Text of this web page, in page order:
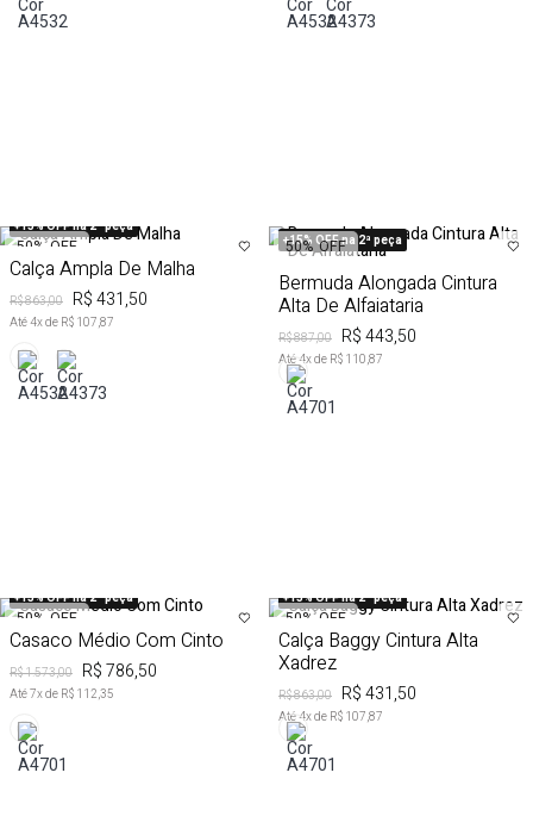
+15% OFF na 2ª peça
50% OFF
Calça Ampla De Malha
R$ 863,00 R$ 431,50
Até4x de R$ 107,87
+15% OFF na 2ª peça
50% OFF
Bermuda Alongada Cintura
Alta De Alfaiataria
R$ 887,00 R$ 443,50
Até4x de R$ 110,87
+15% OFF na 2ª peça
50% OFF
Casaco Médio Com Cinto
R$ 1.573,00 R$ 786,50
Até7x de R$ 112,35
+15% OFF na 2ª peça
50% OFF
Calça Baggy Cintura Alta
Xadrez
R$ 863,00 R$ 431,50
Até4x de R$ 107,87